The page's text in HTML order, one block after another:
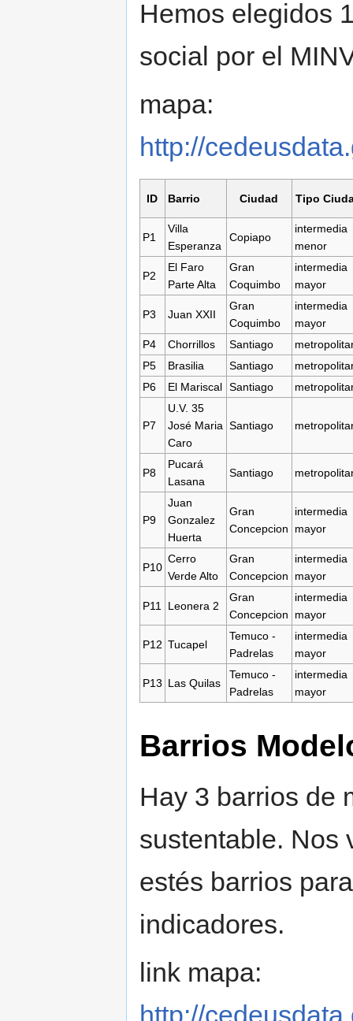
Hemos elegidos
social por el
mapa:
http://
ID Barrio Ciudad Tipo
P1
Villa
Esperanza
Copiapo
intermedia
menor
P2
El Faro
Parte Alta
Gran
Coquimbo
intermedia
mayor
P3 Juan XXII
Gran
Coquimbo
intermedia
mayor
P4
Chorrillos Santiago
P5
Brasilia Santiago
P6
El Mariscal Santiago
P7
U.V. 35
José Maria
Caro
Santiago
P8
Pucará
Lasana
Santiago
P9
Juan
Gonzalez
Huerta
Gran
Concepcion
intermedia
mayor
P10
Cerro
Verde Alto
Gran
Concepcion
intermedia
mayor
P11 Leonera 2
Gran
Concepcion
intermedia
mayor
P12 Tucapel
Temuco -
Padrelas
intermedia
mayor
P13 Las Quilas
Temuco -
Padrelas
intermedia
mayor
Barrios
Hay 3 barrios de
sustentable. Nos
estés barrios
indicadores.
link mapa:
http://